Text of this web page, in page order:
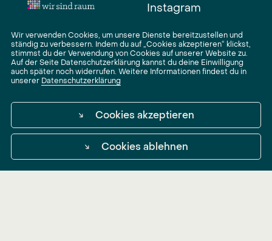
Wir verwenden Cookies, um unsere Dienste bereitzustellen und
ständig zu verbessern. Indem du auf „Cookies akzeptieren“ klickst,
stimmst du der Verwendung von Cookies auf unserer Website zu.
Auf der Seite Datenschutzerklärung kannst du deine Einwilligung
auch später noch widerrufen. Weitere Informationen findest du in
unserer Datenschutzerklärung
↘ Cookies akzeptieren
↘ Cookies ablehnen
Instagram